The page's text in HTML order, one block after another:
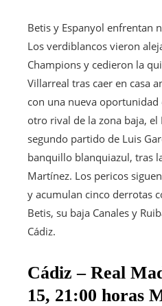
Betis y Espanyol enfrentan
Los verdiblancos vieron
Champions y cedieron la
Villarreal tras caer en casa
con una nueva
otro rival de la zona baja, el
segundo partido de Luis
banquillo blanquiazul, tras
Martínez. Los pericos
y acumulan cinco derrotas
Betis, su baja Canales y
Cádiz.
Cádiz – Real
15, 21:00 horas